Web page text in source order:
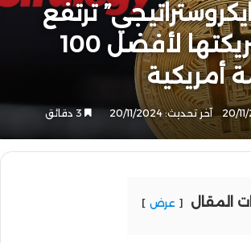
ترتفع
لتصل بشريكتها لأفضل 100
أمريكية
20/ آخر تحديث: 20/11/2024
المقال عرض